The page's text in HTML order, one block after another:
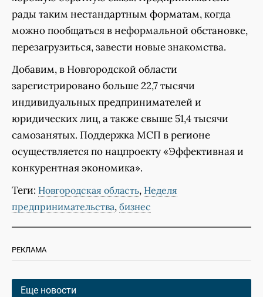
рады таким нестандартным форматам, когда
можно пообщаться в неформальной обстановке,
перезагрузиться, завести новые знакомства.
Добавим, в Новгородской области
зарегистрировано больше 22,7 тысячи
индивидуальных предпринимателей и
юридических лиц, а также свыше 51,4 тысячи
самозанятых. Поддержка МСП в регионе
осуществляется по нацпроекту «Эффективная и
конкурентная экономика».
Теги: Новгородская область, Неделя
предпринимательства, бизнес
РЕКЛАМА
Еще новости